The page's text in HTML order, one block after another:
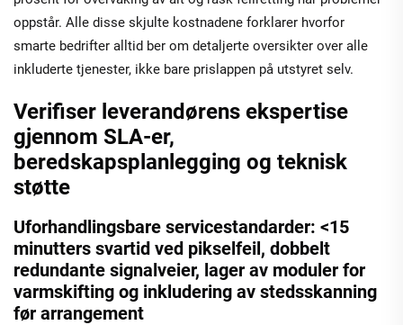
oppstår. Alle disse skjulte kostnadene forklarer hvorfor
smarte bedrifter alltid ber om detaljerte oversikter over alle
inkluderte tjenester, ikke bare prislappen på utstyret selv.
Verifiser leverandørens ekspertise
gjennom SLA-er,
beredskapsplanlegging og teknisk
støtte
Uforhandlingsbare servicestandarder: <15
minutters svartid ved pikselfeil, dobbelt
redundante signalveier, lager av moduler for
varmskifting og inkludering av stedsskanning
før arrangement